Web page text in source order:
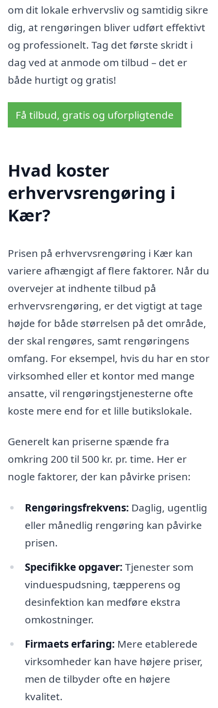
om dit lokale erhvervsliv og samtidig sikre
dig, at rengøringen bliver udført effektivt
og professionelt. Tag det første skridt i
dag ved at anmode om tilbud – det er
både hurtigt og gratis!
Få tilbud, gratis og uforpligtende
Hvad koster
erhvervsrengøring i
Kær?
Prisen på erhvervsrengøring i Kær kan
variere afhængigt af flere faktorer. Når du
overvejer at indhente tilbud på
erhvervsrengøring, er det vigtigt at tage
højde for både størrelsen på det område,
der skal rengøres, samt rengøringens
omfang. For eksempel, hvis du har en stor
virksomhed eller et kontor med mange
ansatte, vil rengøringstjenesterne ofte
koste mere end for et lille butikslokale.
Generelt kan priserne spænde fra
omkring 200 til 500 kr. pr. time. Her er
nogle faktorer, der kan påvirke prisen:
Rengøringsfrekvens: Daglig, ugentlig
eller månedlig rengøring kan påvirke
prisen.
Specifikke opgaver: Tjenester som
vinduespudsning, tæpperens og
desinfektion kan medføre ekstra
omkostninger.
Firmaets erfaring: Mere etablerede
virksomheder kan have højere priser,
men de tilbyder ofte en højere
kvalitet.